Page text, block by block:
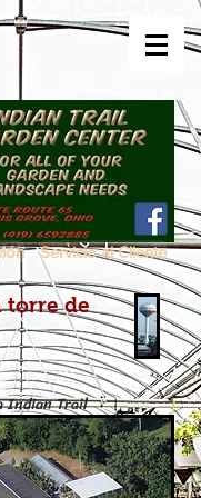
Servicio al Cliente
torre de
Indian Trail